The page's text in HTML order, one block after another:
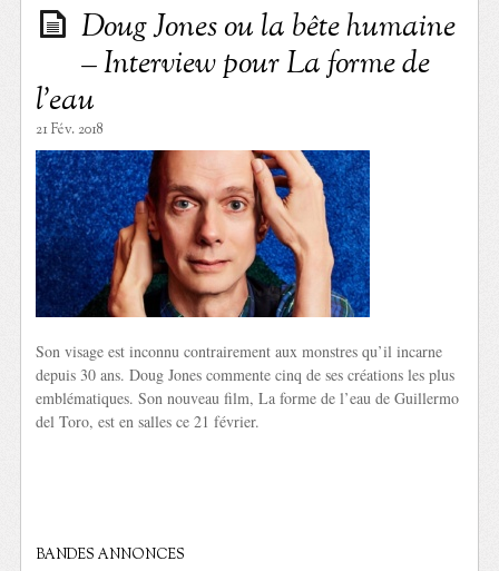
Doug Jones ou la bête humaine
– Interview pour La forme de
l’eau
21 Fév. 2018
Son visage est inconnu contrairement aux monstres qu’il incarne
depuis 30 ans. Doug Jones commente cinq de ses créations les plus
emblématiques. Son nouveau film, La forme de l’eau de Guillermo
del Toro, est en salles ce 21 février.
BANDES ANNONCES